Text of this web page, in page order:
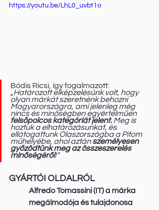
https://youtu.be/LhL0_uvbt1o
Bódis Ricsi, így fogalmazott:
„Határozott elképzelésünk volt, hogy
olyan márkát szeretnénk behozni
Magyarországra, ami jelenleg még
nincs és minőségben egyértelműen
felsőpolcos kategóriát jelent. Meg is
hoztuk a elhatározásunkat, és
ellátogattunk Olaszországba a Pitom
műhelyébe, ahol aztán személyesen
győzödtünk meg az összeszerelés
minőségéről!"
GYÁRTÓI OLDALRÓL
Alfredo Tomassini (IT) a márka
megálmodója és tulajdonosa